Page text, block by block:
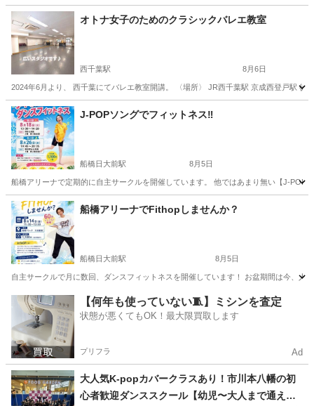
千葉 柏市 高柳駅 ズンバ サークル
オトナ女子のためのクラシックバレエ教室
西千葉駅 8月6日
2024年6月より、 西千葉にてバレエ教室開講。 〈場所〉 JR西千葉駅 京成西登戸駅
千葉 千葉市 バレエ クラシックバレエ
J-POPソングでフィットネス‼️
船橋日大前駅 8月5日
船橋アリーナで定期的に自主サークルを開催しています。 他ではあまり無い【J-
千葉 船橋市 船橋日大前駅 POP
船橋アリーナでFithopしませんか？
船橋日大前駅 8月5日
自主サークルで月に数回、ダンスフィットネスを開催しています！ お盆期間は今、
千葉 船橋市 船橋日大前駅 ダンス インスタ
【何年も使っていない🧵】ミシンを査定
状態が悪くてもOK！最大限買取します
プリフラ Ad
大人気K-popカバークラスあり！市川本八幡の初
心者歓迎ダンススクール【幼児〜大人まで通える